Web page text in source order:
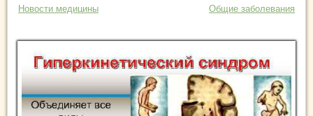
Новости медицины Общие заболевания